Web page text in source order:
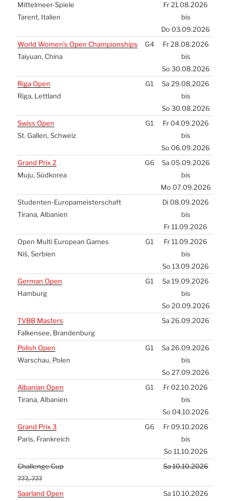
Mit­tel­meer-Spie­le
Tarent, Ita­li­en
Fr 21.08.2026
bis
Do 03.09.2026
World Women’s Open Cham­pion­ships
Tai­yu­an, Chi­na
G4
Fr 28.08.2026
bis
So 30.08.2026
Riga Open
Riga, Lett­land
G1
Sa 29.08.2026
bis
So 30.08.2026
Swiss Open
St. Gal­len, Schweiz
G1
Fr 04.09.2026
bis
So 06.09.2026
Grand Prix 2
Muju, Süd­ko­rea
G6
Sa 05.09.2026
bis
Mo 07.09.2026
Stu­den­ten-Euro­pa­meis­ter­schaft
Tira­na, Alba­ni­en
Di 08.09.2026
bis
Fr 11.09.2026
Open Mul­ti Euro­pean Games
Niš, Ser­bi­en
G1
Fr 11.09.2026
bis
So 13.09.2026
Ger­man Open
Ham­burg
G1
Sa 19.09.2026
bis
So 20.09.2026
TVBB Mas­ters
Fal­ken­see, Bran­den­burg
Sa 26.09.2026
Polish Open
War­schau, Polen
G1
Sa 26.09.2026
bis
So 27.09.2026
Alba­ni­an Open
Tira­na, Alba­ni­en
G1
Fr 02.10.2026
bis
So 04.10.2026
Grand Prix 3
Paris, Frank­reich
G6
Fr 09.10.2026
bis
So 11.10.2026
Chal­len­ge Cup
???, ???
Sa 10.10.2026
Saar­land Open
Sa 10.10.2026